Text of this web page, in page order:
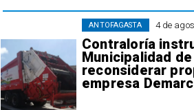
4 de
Contraloría
Municipalidad
reconsiderar
empresa
ANTOFAGASTA